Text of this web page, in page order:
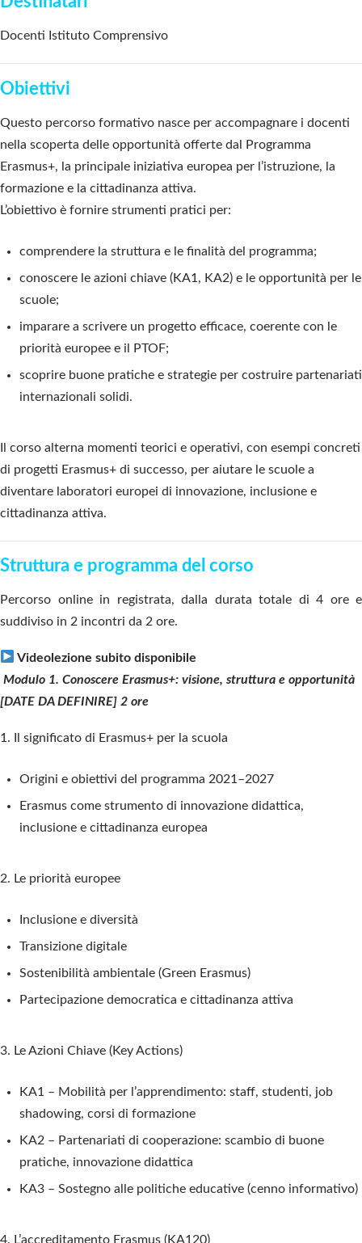
Docenti Istituto Comprensivo
Obiettivi
Questo percorso formativo nasce per accompagnare i docenti
nella scoperta delle opportunità offerte dal
Programma
Erasmus+, la principale iniziativa europea per l’istruzione, la
formazione e la cittadinanza attiva.
L’obiettivo è fornire strumenti pratici per:
comprendere la struttura e le finalità del programma;
conoscere le azioni chiave (KA1, KA2) e le opportunità per le
scuole;
imparare a scrivere un progetto efficace, coerente con le
priorità europee e il PTOF;
scoprire buone pratiche e strategie per costruire partenariati
internazionali solidi.
Il corso alterna momenti teorici e operativi, con esempi concreti
di progetti Erasmus+ di successo, per aiutare le scuol e a
diventare laboratori europei di innovazione, inclusione e
cittadinanza attiva.
Struttura e programma del corso
Percorso online in registrata, dalla durata totale di 4 ore e
suddiviso in 2 incontri da 2 ore.
Videolezione subito disponibile
Modulo 1. Conoscere Erasmus+: visione, struttura e opportunità
[DATE DA DEFINIRE] 2 ore
1. Il significato di Erasmus+ per la scuola
Origini e obiettivi del programma 2021–2027
Erasmus come strumento di innovazione didattica,
inclusione e cittadinanza europea
2. Le priorità europee
Inclusione e diversità
Transizione digitale
Sostenibilità ambientale (Green Erasmus)
Partecipazione democratica e cittadinanza attiva
3. Le Azioni Chiave (Key Actions)
KA1 – Mobilità per l’apprendimento: staff, studenti, job
shadowing, corsi di formazione
KA2 – Partenariati di cooperazione: scambio di buone
pratiche, innovazione didattica
KA3 – Sostegno alle politiche educative (cenno informativo)
4. L’accreditamento Erasmus (KA120)